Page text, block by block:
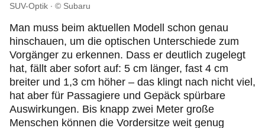
SUV-Optik
© Subaru
Man muss beim aktuellen Modell schon genau
hinschauen, um die optischen Unterschiede zum
Vorgänger zu erkennen. Dass er deutlich zugelegt
hat, fällt aber sofort auf: 5 cm länger, fast 4 cm
breiter und 1,3 cm höher – das klingt nach nicht viel,
hat aber für Passagiere und Gepäck spürbare
Auswirkungen. Bis knapp zwei Meter große
Menschen können die Vordersitze weit genug